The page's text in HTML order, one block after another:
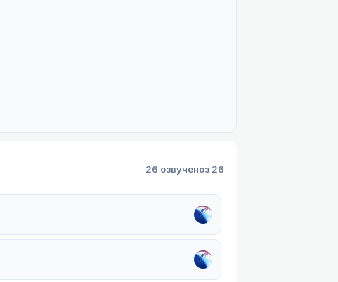
26 озвученоз 26